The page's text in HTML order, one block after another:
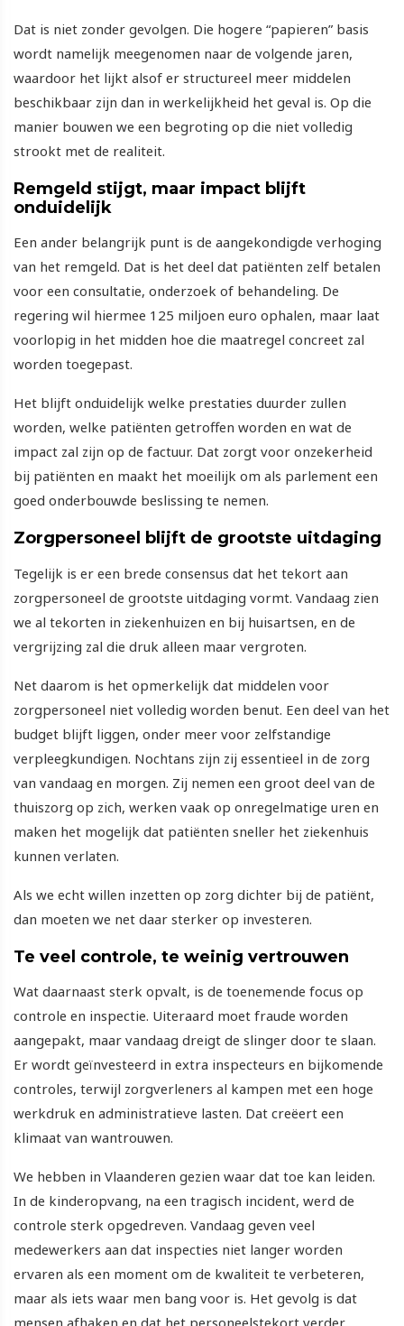
Dat is niet zonder gevolgen. Die hogere “papieren” basis
wordt namelijk meegenomen naar de volgende jaren,
waardoor het lijkt alsof er structureel meer middelen
beschikbaar zijn dan in werkelijkheid het geval is. Op die
manier bouwen we een begroting op die niet volledig
strookt met de realiteit.
Remgeld stijgt, maar impact blijft
onduidelijk
Een ander belangrijk punt is de aangekondigde verhoging
van het remgeld. Dat is het deel dat patiënten zelf betalen
voor een consultatie, onderzoek of behandeling. De
regering wil hiermee 125 miljoen euro ophalen, maar laat
voorlopig in het midden hoe die maatregel concreet zal
worden toegepast.
Het blijft onduidelijk welke prestaties duurder zullen
worden, welke patiënten getroffen worden en wat de
impact zal zijn op de factuur. Dat zorgt voor onzekerheid
bij patiënten en maakt het moeilijk om als parlement een
goed onderbouwde beslissing te nemen.
Zorgpersoneel blijft de grootste uitdaging
Tegelijk is er een brede consensus dat het tekort aan
zorgpersoneel de grootste uitdaging vormt. Vandaag zien
we al tekorten in ziekenhuizen en bij huisartsen, en de
vergrijzing zal die druk alleen maar vergroten.
Net daarom is het opmerkelijk dat middelen voor
zorgpersoneel niet volledig worden benut. Een deel van het
budget blijft liggen, onder meer voor zelfstandige
verpleegkundigen. Nochtans zijn zij essentieel in de zorg
van vandaag en morgen. Zij nemen een groot deel van de
thuiszorg op zich, werken vaak op onregelmatige uren en
maken het mogelijk dat patiënten sneller het ziekenhuis
kunnen verlaten.
Als we echt willen inzetten op zorg dichter bij de patiënt,
dan moeten we net daar sterker op investeren.
Te veel controle, te weinig vertrouwen
Wat daarnaast sterk opvalt, is de toenemende focus op
controle en inspectie. Uiteraard moet fraude worden
aangepakt, maar vandaag dreigt de slinger door te slaan.
Er wordt geïnvesteerd in extra inspecteurs en bijkomende
controles, terwijl zorgverleners al kampen met een hoge
werkdruk en administratieve lasten. Dat creëert een
klimaat van wantrouwen.
We hebben in Vlaanderen gezien waar dat toe kan leiden.
In de kinderopvang, na een tragisch incident, werd de
controle sterk opgedreven. Vandaag geven veel
medewerkers aan dat inspecties niet langer worden
ervaren als een moment om de kwaliteit te verbeteren,
maar als iets waar men bang voor is. Het gevolg is dat